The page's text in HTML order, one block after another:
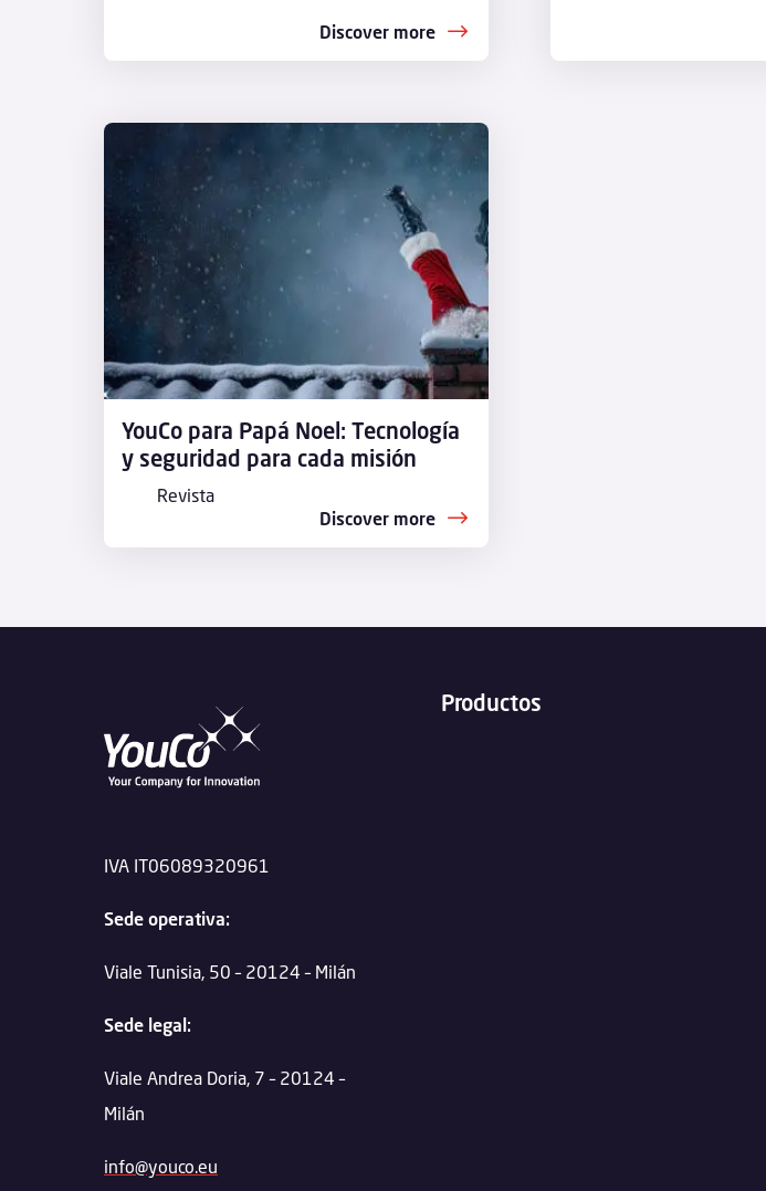
Discover more
YouCo para Papá Noel: Tecnología
y seguridad para cada misión
Revista
Discover more
IVA IT06089320961
Sede operativa:
Viale Tunisia, 50 – 20124 – Milán
Sede legal:
Viale Andrea Doria, 7 – 20124 –
Milán
info@youco.eu
Productos